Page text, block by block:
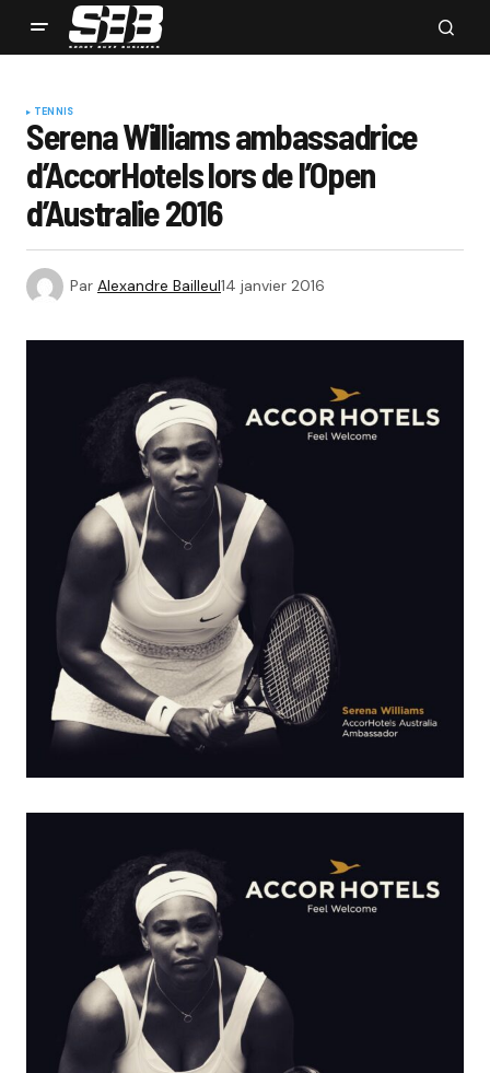
TENNIS
Serena Williams ambassadrice
d’AccorHotels lors de l’Open
d’Australie 2016
Par Alexandre Bailleul14 janvier 2016